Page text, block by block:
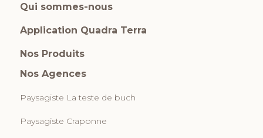
Qui sommes-nous
Application Quadra Terra
Nos Produits
Nos Agences
Paysagiste La teste de buch
Paysagiste Craponne